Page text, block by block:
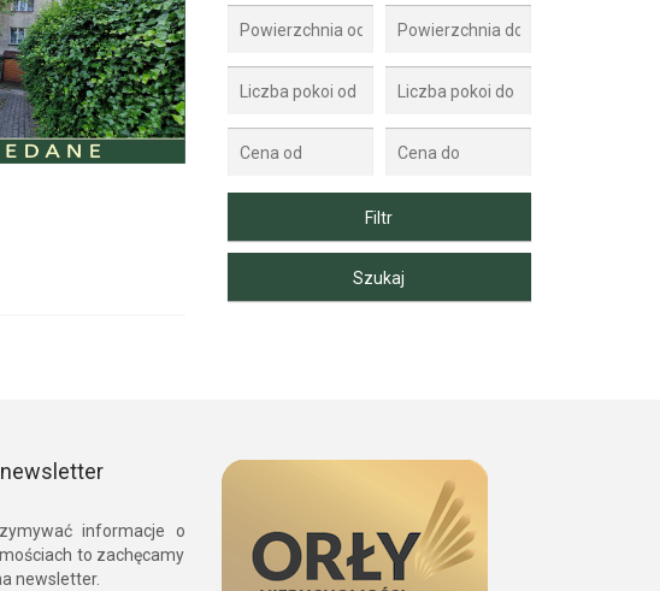
informacje o
to zachęcamy
newsletter.